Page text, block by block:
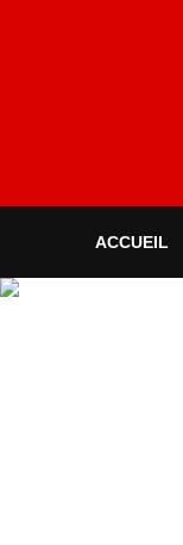
ACCUEIL